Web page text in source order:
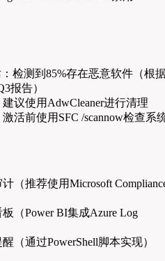
检测到85%存在恶意软件（根
报告）
议使用AdwCleaner进行清理
活前使用SFC /scannow检查系
（推荐使用Microsoft
（Power BI集成Azure Log
（通过PowerShell脚本实现）